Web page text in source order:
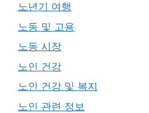
노년기 여행
노동 및 고용
노동 시장
노인 건강
노인 건강 및 복지
노인 관련 정보